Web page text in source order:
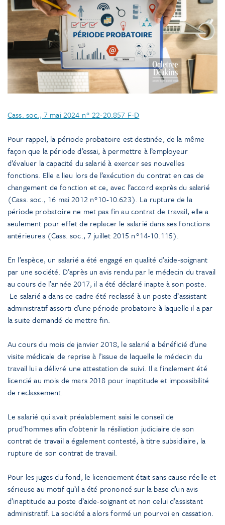
Cass. soc., 7 mai 2024 n° 22-20.857 F-D
Pour rappel, la période probatoire est destinée, de la même
façon que la période d’essai, à permettre à l’employeur
d’évaluer la capacité du salarié à exercer ses nouvelles
fonctions. Elle a lieu lors de l’exécution du contrat en cas de
changement de fonction et ce, avec l’accord exprès du salarié
(Cass. soc., 16 mai 2012 n°10-10.623). La rupture de la
période probatoire ne met pas fin au contrat de travail, elle a
seulement pour effet de replacer le salarié dans ses fonctions
antérieures (Cass. soc., 7 juillet 2015 n°14-10.115).
En l’espèce, un salarié a été engagé en qualité d’aide-soignant
par une société. D’après un avis rendu par le médecin du travail
au cours de l’année 2017, il a été déclaré inapte à son poste.
Le salarié a dans ce cadre été reclassé à un poste d’assistant
administratif assorti d’une période probatoire à laquelle il a par
la suite demandé de mettre fin.
Au cours du mois de janvier 2018, le salarié a bénéficié d’une
visite médicale de reprise à l’issue de laquelle le médecin du
travail lui a délivré une attestation de suivi. Il a finalement été
licencié au mois de mars 2018 pour inaptitude et impossibilité
de reclassement.
Le salarié qui avait préalablement saisi le conseil de
prud’hommes afin d’obtenir la résiliation judiciaire de son
contrat de travail a également contesté, à titre subsidiaire, la
rupture de son contrat de travail.
Pour les juges du fond, le licenciement était sans cause réelle et
sérieuse au motif qu’il a été prononcé sur la base d’un avis
d’inaptitude au poste d’aide-soignant et non celui d’assistant
administratif. La société a alors formé un pourvoi en cassation.